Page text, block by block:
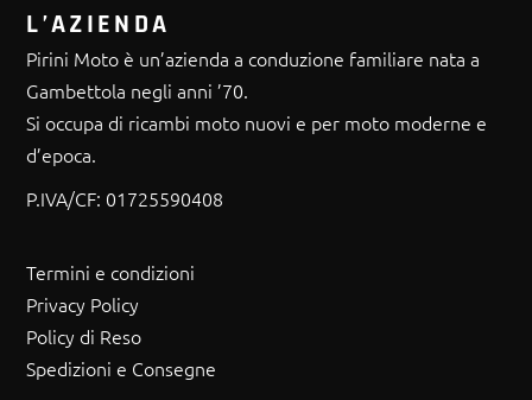
L’AZIENDA
Pirini Moto è un’azienda a conduzione familiare nata a
Gambettola negli anni ’70.
Si occupa di ricambi moto nuovi e per moto moderne e
d’epoca.
P.IVA/CF: 01725590408
Termini e condizioni
Privacy Policy
Policy di Reso
Spedizioni e Consegne